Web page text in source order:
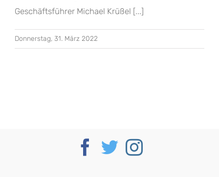
Geschäftsführer Michael Krüßel [...]
Donnerstag, 31. März 2022